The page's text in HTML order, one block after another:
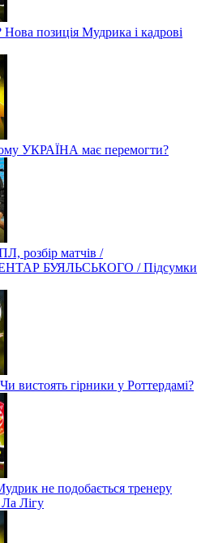
позиція Мудрика і кадрові
УКРАЇНА має перемогти?
розбір матчів /
БУЯЛЬСЬКОГО / Підсумки
гірники у Роттердамі?
не подобається тренеру
Лігу